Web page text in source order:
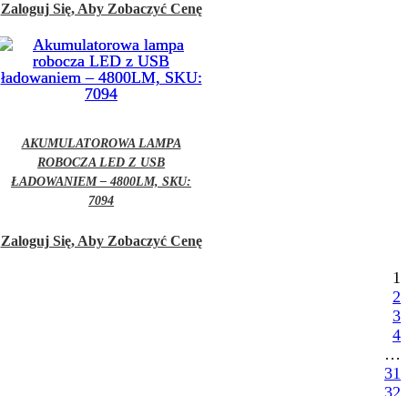
Zaloguj Się, Aby Zobaczyć Cenę
AKUMULATOROWA LAMPA
ROBOCZA LED Z USB
ŁADOWANIEM – 4800LM, SKU:
7094
Zaloguj Się, Aby Zobaczyć Cenę
1
2
3
4
…
31